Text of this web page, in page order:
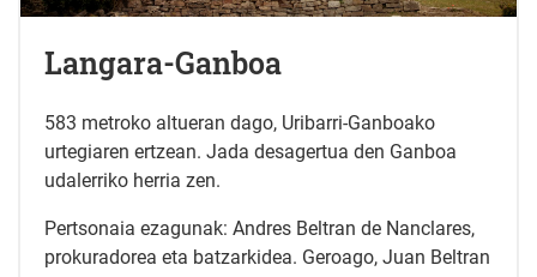
Langara-Ganboa
583 metroko altueran dago, Uribarri-Ganboako
urtegiaren ertzean. Jada desagertua den Ganboa
udalerriko herria zen.
Pertsonaia ezagunak: Andres Beltran de Nanclares,
prokuradorea eta batzarkidea. Geroago, Juan Beltran